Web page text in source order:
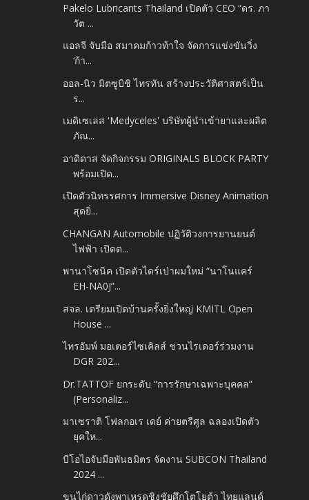
Pakelo Lubricants Thailand เปิดตัว CEO “ดร. ภา
วัต ...
แอลจี จับมือ สมาคมก้าวท้าใจ จัดการแข่งขันวิ่ง
‘ก้า...
ออล-นิว มิตซูบิชิ ไทรทัน สร้างประวัติศาสตร์เป็น
ร...
เมดิเซเลส 'Medyceles' บริษัทผู้นําเข้ายาและผลิต
ภัณ...
อาดิดาส จัดกิจกรรม ORIGINALS BLOCK PARTY
พร้อมเปิด...
เปิดตัวนิทรรศการ Immersive Disney Animation
สุดยิ่...
CHANGAN Automobile ปฏิวัติวงการยานยนต์
ไฟฟ้า เปิดต...
พานาโซนิค เปิดตัวไดร์เป่าผมใหม่ “นาโนแคร์
EH-NA0J”...
สจล. เตรียมเปิดบ้านครั้งยิ่งใหญ่ KMITL Open
House ...
ไทรอัมพ์ มอเตอร์ไซเคิลส์ ชวนไรเดอร์ร่วมงาน
DGR 202...
Dr.TATTOF ยกระดับ “การรักษาเฉพาะบุคคล”
(Personaliz...
มาเซราติ โฟลกอเร เดย์ ค่ายตรีศูล ฉลองเปิดตัว
ยุคให...
บีโอไอจับมือพันธมิตร จัดงาน SUBCON Thailand
2024 ...
ขนไก่ดาวดังพาเหรดชิงชัยศึกโตโยต้า ไทยแลนด์